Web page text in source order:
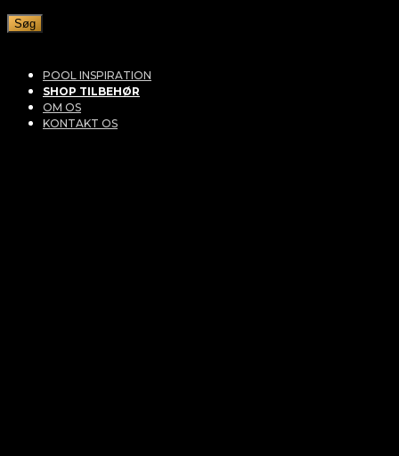
Søg
POOL INSPIRATION
SHOP TILBEHØR
OM OS
KONTAKT OS